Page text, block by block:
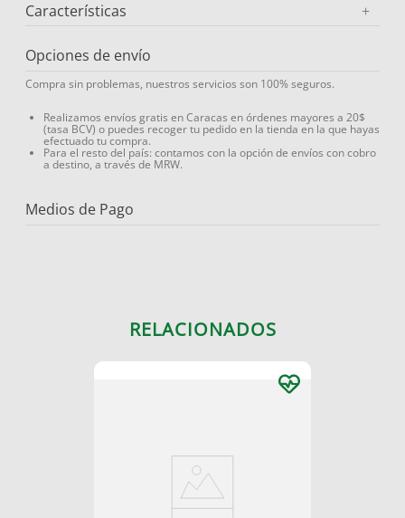
Características +
Opciones de envío
Compra sin problemas, nuestros servicios son 100% seguros.
Realizamos envíos gratis en Caracas en órdenes mayores a 20$
(tasa BCV) o puedes recoger tu pedido en la tienda en la que hayas
efectuado tu compra.
Para el resto del país: contamos con la opción de envíos con cobro
a destino, a través de MRW.
Medios de Pago
RELACIONADOS